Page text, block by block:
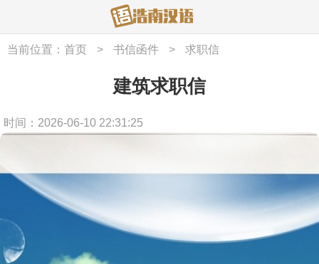
当前位置： 首页 > 书信函件 > 求职信
建筑求职信
时间：2026-06-10 22:31:25